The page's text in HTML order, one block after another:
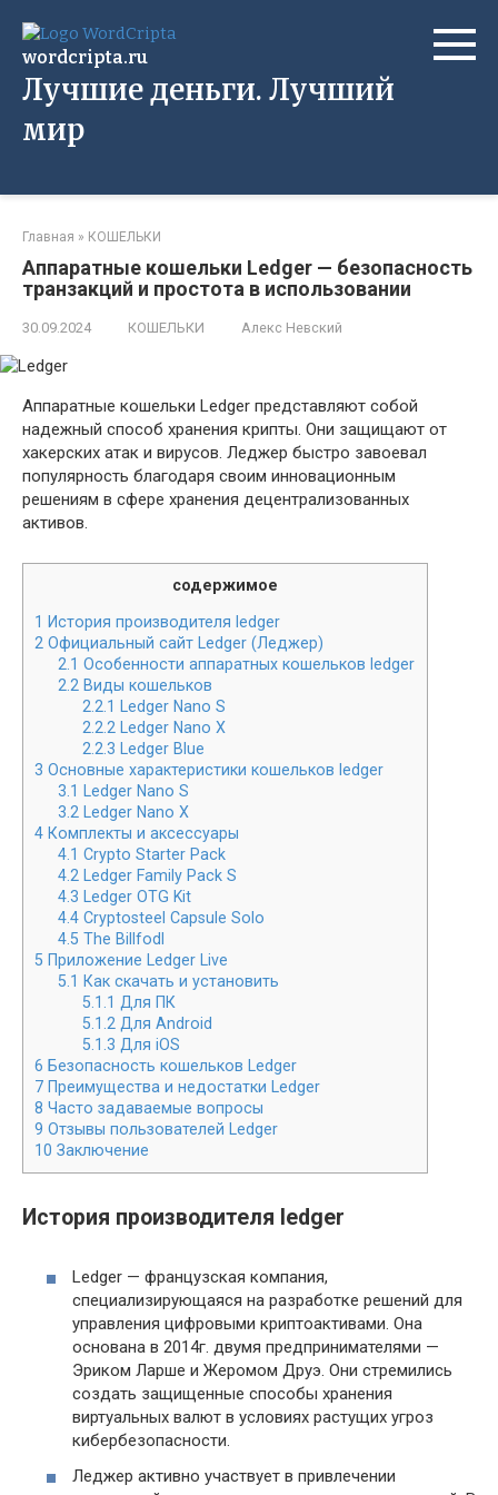
контенту
wordcripta.ru
Лучшие деньги. Лучший
мир
Главная » КОШЕЛЬКИ
Аппаратные кошельки Ledger — безопасность
транзакций и простота в использовании
30.09.2024 КОШЕЛЬКИ Алекс Невский
Аппаратные кошельки Ledger представляют собой
надежный способ хранения крипты. Они защищают от
хакерских атак и вирусов. Леджер быстро завоевал
популярность благодаря своим инновационным
решениям в сфере хранения децентрализованных
активов.
содержимое
1 История производителя ledger
2 Официальный сайт Ledger (Леджер)
2.1 Особенности аппаратных кошельков ledger
2.2 Виды кошельков
2.2.1 Ledger Nano S
2.2.2Ledger Nano X
2.2.3 Ledger Blue
3 Основные характеристики кошельков ledger
3.1 Ledger Nano S
3.2 Ledger Nano X
4 Комплекты и аксессуары
4.1 Crypto Starter Pack
4.2 Ledger Family Pack S
4.3 Ledger OTG Kit
4.4 Cryptosteel Capsule Solo
4.5 The Billfodl
5 Приложение Ledger Live
5.1 Как скачать и установить
5.1.1 Для ПК
5.1.2Для Android
5.1.3 Для iOS
6 Безопасность кошельков Ledger
7 Преимущества и недостатки Ledger
8 Часто задаваемые вопросы
9 Отзывы пользователей Ledger
10 Заключение
История производителя ledger
Ledger — французская компания,
специализирующаяся на разработке решений для
управления цифровыми криптоактивами. Она
основана в 2014г. двумя предпринимателями —
Эриком Ларше и Жеромом Друэ. Они стремились
создать защищенные способы хранения
виртуальных валют в условиях растущих угроз
кибербезопасности.
Леджер активно участвует в привлечении